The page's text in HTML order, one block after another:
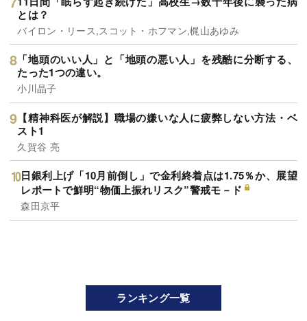
とは？
バイロン・リース,スコット・ホフマン,梶山あゆみ
「地頭のいい人」と「地頭の悪い人」を残酷に分断する、
たった1つの違い。
小川晶子
【精神科医が解説】職場の嫌いな人に疲弊しない方法・ベ
スト1
久賀谷 亮
日銀利上げ「10月前倒し」で金利終着点は1.75％か、展望
レポートで鮮明“物価上振れリスク”警戒モ－ド
森田京平
ランキング一覧